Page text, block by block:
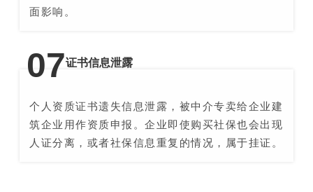
面影响。
07证书信息泄露
个人资质证书遗失信息泄露，被中介专卖给企业建
筑企业用作资质申报。企业即使购买社保也会出现
人证分离，或者社保信息重复的情况，属于挂证。